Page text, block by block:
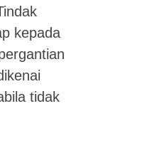
kepada
tidak